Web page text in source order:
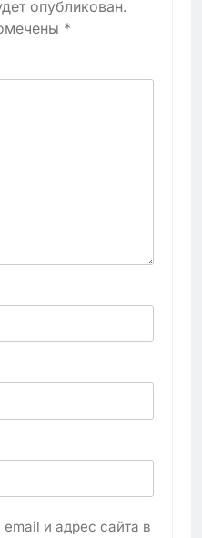
опубликован.
*
и адрес сайта в